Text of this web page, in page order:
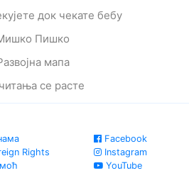
док чекате бебу
Пишко
мапа
се расте
Rights
Facebook
Instagram
YouTube